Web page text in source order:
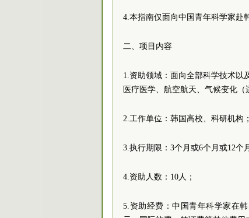
4.本指南仅面向中国青年科学家赴
二、项目内容
1.资助领域：面向全部科学技术以
医疗医学、航空航天、气候变化（
2.工作单位：韩国高校、科研机构；
3.执行期限：3个月或6个月或12个
4.资助人数：10人；
5.资助经费：中国青年科学家在